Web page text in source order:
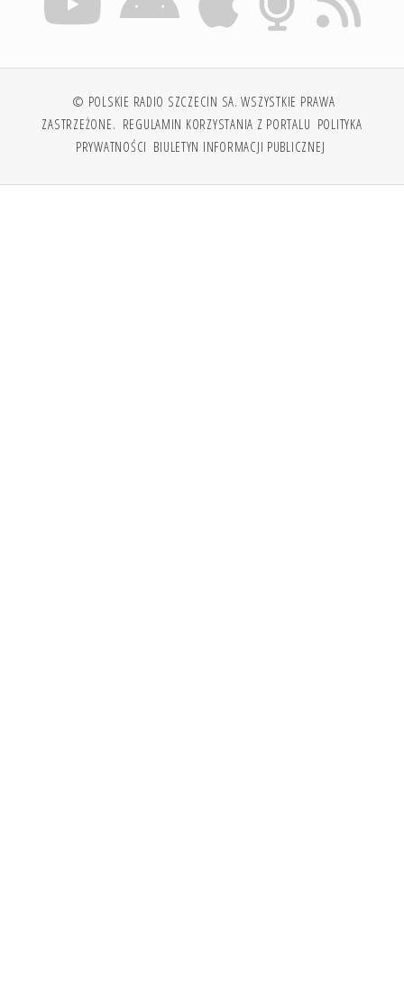
© POLSKIE RADIO SZCZECIN SA. WSZYSTKIE PRAWA
ZASTRZEŻONE. REGULAMIN KORZYSTANIA Z PORTALU POLITYKA
PRYWATNOŚCI BIULETYN INFORMACJI PUBLICZNEJ